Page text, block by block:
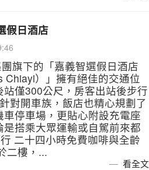
假日酒店
旗下的「嘉義智選假日酒店
Chiayi）」擁有絕佳的交通位
僅300公尺，房客出站後步行
對開車族，飯店也精心規劃了
停車場，更貼心附設充電座
是搭乘大眾運輸或自駕前來都
二十四小時免費咖啡與全齡
二樓，...
看全文